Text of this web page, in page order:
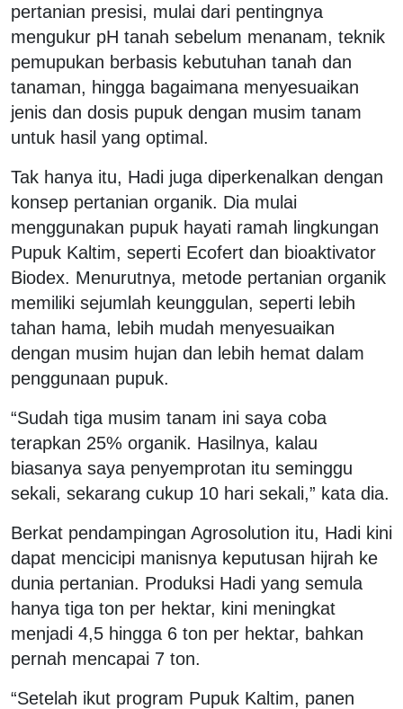
pertanian presisi, mulai dari pentingnya
mengukur pH tanah sebelum menanam, teknik
pemupukan berbasis kebutuhan tanah dan
tanaman, hingga bagaimana menyesuaikan
jenis dan dosis pupuk dengan musim tanam
untuk hasil yang optimal.
Tak hanya itu, Hadi juga diperkenalkan dengan
konsep pertanian organik. Dia mulai
menggunakan pupuk hayati ramah lingkungan
Pupuk Kaltim, seperti Ecofert dan bioaktivator
Biodex. Menurutnya, metode pertanian organik
memiliki sejumlah keunggulan, seperti lebih
tahan hama, lebih mudah menyesuaikan
dengan musim hujan dan lebih hemat dalam
penggunaan pupuk.
“Sudah tiga musim tanam ini saya coba
terapkan 25% organik. Hasilnya, kalau
biasanya saya penyemprotan itu seminggu
sekali, sekarang cukup 10 hari sekali,” kata dia.
Berkat pendampingan Agrosolution itu, Hadi kini
dapat mencicipi manisnya keputusan hijrah ke
dunia pertanian. Produksi Hadi yang semula
hanya tiga ton per hektar, kini meningkat
menjadi 4,5 hingga 6 ton per hektar, bahkan
pernah mencapai 7 ton.
“Setelah ikut program Pupuk Kaltim, panen